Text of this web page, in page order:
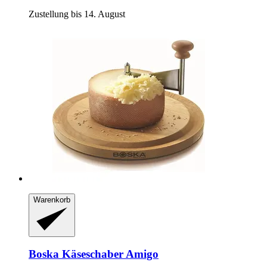
Zustellung bis 14. August
Warenkorb
Boska Käseschaber Amigo